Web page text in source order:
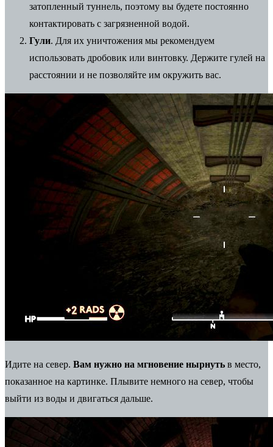
затопленный туннель, поэтому вы будете постоянно
контактировать с загрязненной водой.
Гули. Для их уничтожения мы рекомендуем
использовать дробовик или винтовку. Держите гулей на
расстоянии и не позволяйте им окружить вас.
Идите на север. Вам нужно на мгновение нырнуть в место,
показанное на картинке. Плывите немного на север, чтобы
выйти из воды и двигаться дальше.